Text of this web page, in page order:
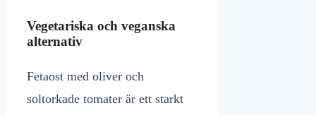
Vegetariska och veganska
alternativ
Fetaost med oliver och
soltorkade tomater är ett starkt